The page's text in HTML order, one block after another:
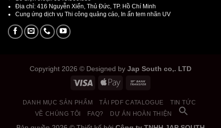
Địa chỉ: 416 Nguyễn Xiển, Thủ Đức, TP. Hồ Chí Minh
Cung ứng dịch vụ Thi công quảng cáo, In ấn tem nhãn UV
Copyright 2026 © Designed by Jap South co,. LTD
DANH MỤC SẢN PHẨM TẢI PDF CATALOGUE
TIN TỨC
VỀ CHÚNG TÔI
FAQ? DỰ ÁN HOÀN THIỆN